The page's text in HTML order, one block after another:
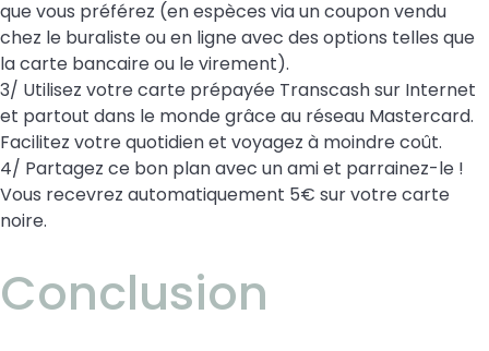
que vous préférez (en espèces via un coupon vendu
chez le buraliste ou en ligne avec des options telles que
la carte bancaire ou le virement).
3/ Utilisez votre carte prépayée Transcash sur Internet
et partout dans le monde grâce au réseau Mastercard.
Facilitez votre quotidien et voyagez à moindre coût.
4/ Partagez ce bon plan avec un ami et parrainez-le !
Vous recevrez automatiquement 5€ sur votre carte
noire.
Conclusion